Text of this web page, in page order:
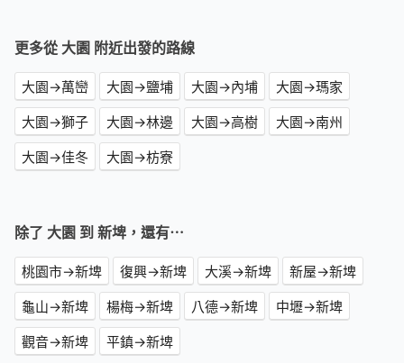
更多從 大園 附近出發的路線
大園→萬巒 大園→鹽埔 大園→內埔
大園→瑪家
大園→獅子
大園→林邊 大園→高樹
大園→南州
大園→佳冬
大園→枋寮
除了 大園 到 新埤，還有⋯
桃園市→新埤 復興→新埤 大溪→新埤
新屋→新埤
龜山→新埤
楊梅→新埤 八德→新埤
中壢→新埤
觀音→新埤
平鎮→新埤